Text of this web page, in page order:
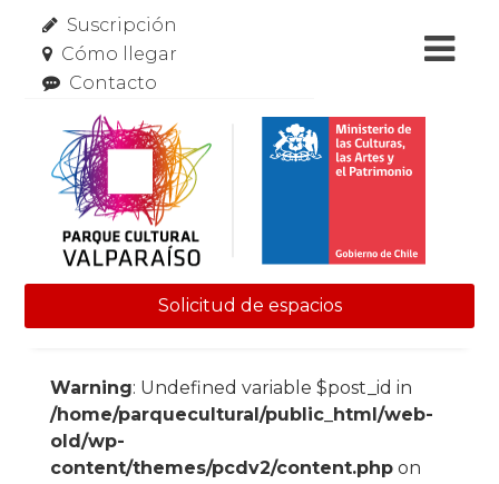
Suscripción
Cómo llegar
Contacto
Solicitud de espacios
Warning: Undefined variable $post_id in
/home/parquecultural/public_html/web-
old/wp-
content/themes/pcdv2/content.phpon